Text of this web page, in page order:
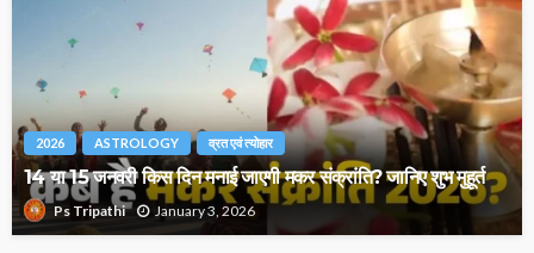
2026 ASTROLOGY व्रत एवं त्योहार
14 या 15 जनवरी किस दिन मनाई जाएगी मकर संक्रांति? जानिए शुभ मुहूर्त
Ps Tripathi January 3, 2026